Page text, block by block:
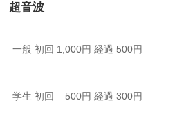
超音波
一般 初回 1,000円 経過 500円
学生 初回 500円 経過 300円